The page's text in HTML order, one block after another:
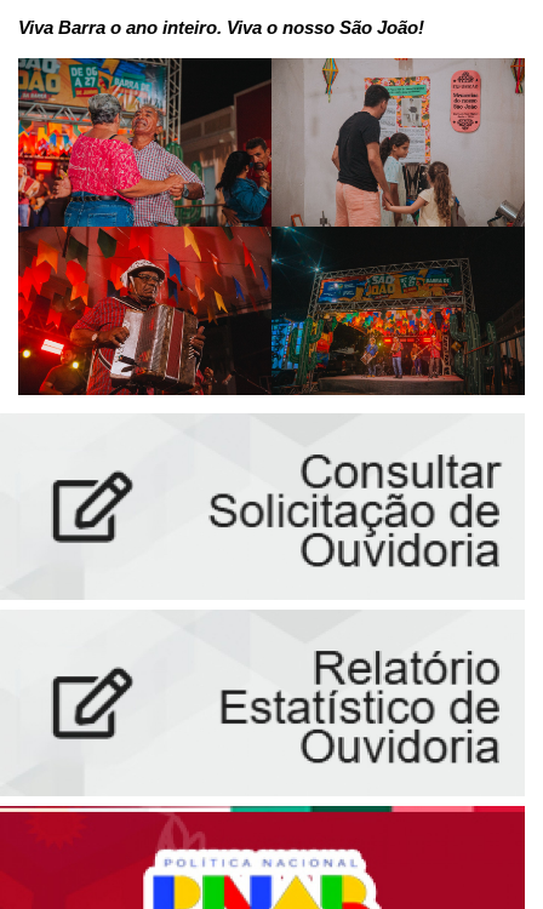
Viva Barra o ano inteiro. Viva o nosso São João!